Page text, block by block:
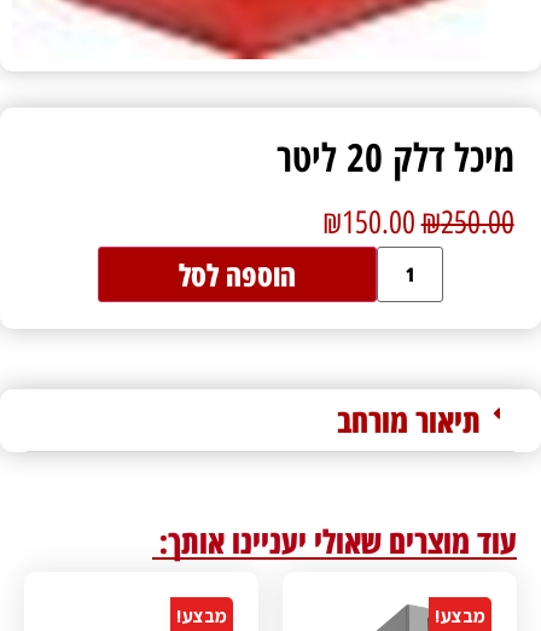
מיכל דלק 20 ליטר
₪250.00
₪150.00
הוספה לסל
תיאור מורחב
עוד מוצרים שאולי יעניינו אותך:
מבצע! מבצע!